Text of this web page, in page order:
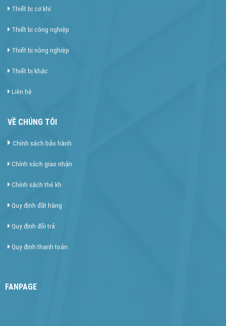
Thiết bị cơ khí
Thiết bị công nghiệp
Thiết bị nông nghiệp
Thiết bị khác
Liên hệ
VỀ CHÚNG TÔI
Chính sách bảo hành
Chính sách giao nhận
Chính sách thẻ kh
Quy định đặt hàng
Quy định đổi trả
Quy định thanh toán
FANPAGE